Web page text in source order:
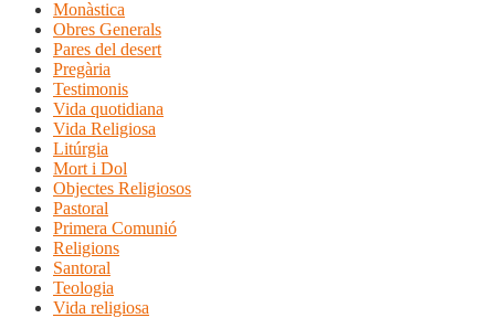
Monàstica
Obres Generals
Pares del desert
Pregària
Testimonis
Vida quotidiana
Vida Religiosa
Litúrgia
Mort i Dol
Objectes Religiosos
Pastoral
Primera Comunió
Religions
Santoral
Teologia
Vida religiosa